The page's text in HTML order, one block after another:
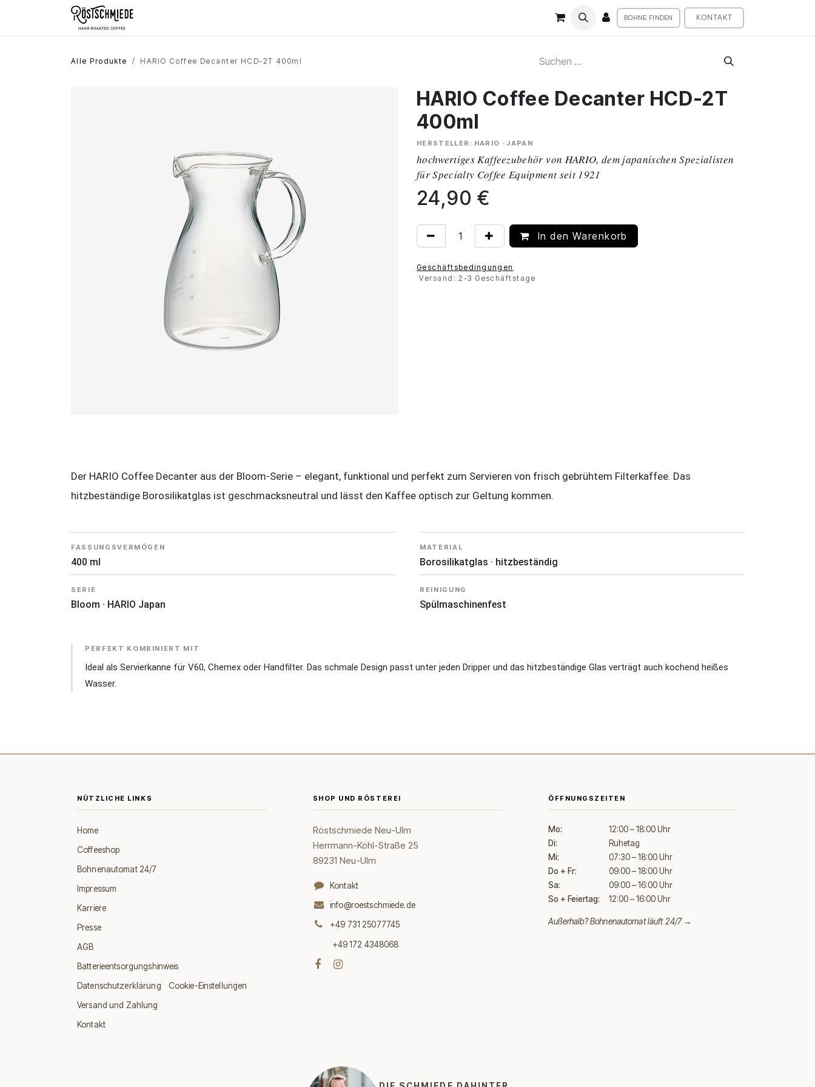
Zum Inhalt springen
BOHNE FINDEN KONTAKT
Alle Produkte HARIO Coffee Decanter HCD-2T 400ml
HARIO Coffee Decanter HCD-2T
400ml
HERSTELLER: HARIO · JAPAN
hochwertiges Kaffeezubehör von HARIO, dem japanischen Spezialisten
für Specialty Coffee Equipment seit 1921
24,90 €
In den Warenkorb
Geschäftsbedingungen
Versand: 2-3 Geschäftstage
Der HARIO Coffee Decanter aus der Bloom-Serie – elegant, funktional und perfekt zum Servieren von frisch gebrühtem Filterkaffee. Das
hitzbeständige Borosilikatglas ist geschmacksneutral und lässt den Kaffee optisch zur Geltung kommen.
FASSUNGSVERMÖGEN
400 ml
MATERIAL
Borosilikatglas · hitzbeständig
SERIE
Bloom · HARIO Japan
REINIGUNG
Spülmaschinenfest
PERFEKT KOMBINIERT MIT
Ideal als Servierkanne für V60, Chemex oder Handfilter. Das schmale Design passt unter jeden Dripper und das hitzbeständige Glas verträgt auch kochend heißes
Wasser.
NÜTZLICHE LINKS
Home
Coffeeshop
Bohnenautomat 24/7
Impressum
Karriere
Presse
AGB
Batterieentsorgungshinweis
Datenschutzerklärung
Cookie-Einstellungen
Versand und Zahlung
Kontakt
SHOP UND RÖSTEREI
Röstschmiede Neu-Ulm
Herrmann-Köhl-Straße 25
89231 Neu-Ulm
Kontakt
info@roestschmiede.de
+49 731 25077745
+49 172 4348068
ÖFFNUNGSZEITEN
Mo:
12:00 – 18:00 Uhr
Di:
Ruhetag
Mi:
07:30 – 18:00 Uhr
Do + Fr:
09:00 – 18:00 Uhr
Sa:
09:00 – 16:00 Uhr
So + Feiertag:
12:00 – 16:00 Uhr
Außerhalb?Bohnenautomat läuft 24/7 →